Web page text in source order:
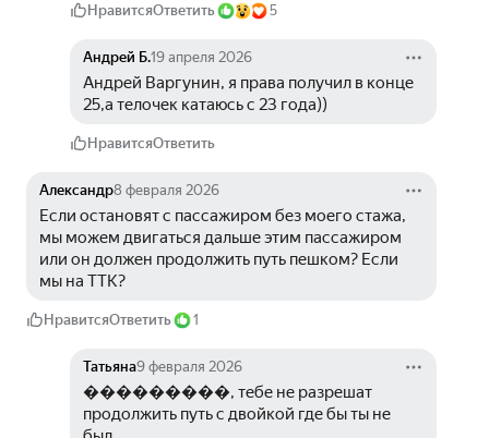
НравитсяОтветить 5
Андрей Б.19 апреля 2026
Андрей Варгунин, я права получил в конце
25,а телочек катаюсь с 23 года))
НравитсяОтветить
Александр8 февраля 2026
Если остановят с пассажиром без моего стажа,
мы можем двигаться дальше этим пассажиром
или он должен продолжить путь пешком? Если
мы на ТТК?
НравитсяОтветить 1
Татьяна9 февраля 2026
���������, тебе не разрешат
продолжить путь с двойкой где бы ты не